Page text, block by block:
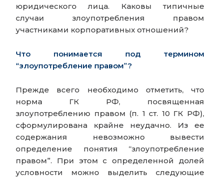
юридического лица. Каковы типичные
случаи злоупотребления правом
участниками корпоративных отношений?
Что понимается под термином
“злоупотребление правом”?
Прежде всего необходимо отметить, что
норма ГК РФ, посвященная
злоупотреблению правом (п. 1 ст. 10 ГК РФ),
сформулирована крайне неудачно. Из ее
содержания невозможно вывести
определение понятия “злоупотребление
правом”. При этом с определенной долей
условности можно выделить следующие